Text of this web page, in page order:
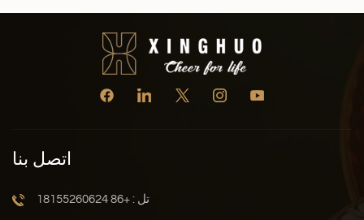
اتصل بنا
تل : +86 18155260624